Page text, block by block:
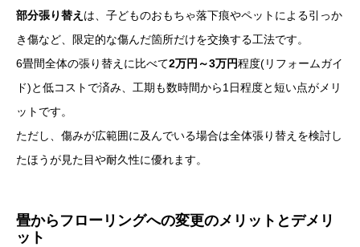
部分張り替え は、子どものおもちゃ落下痕やペットによる引っか
き傷など、限定的な傷んだ箇所だけを交換する工法です。
6畳間全体の張り替えに比べて2万円～3万円程度(リフォームガイ
ド)と低コストで済み、工期も数時間から1日程度と短い点がメリ
ットです。
ただし、傷みが広範囲に及んでいる場合は全体張り替えを検討し
たほうが見た目や耐久性に優れます。
畳からフローリングへの変更のメリットとデメリ
ット